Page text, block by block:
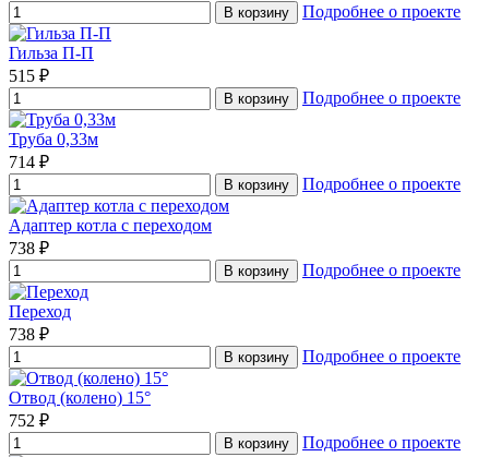
В корзину Подробнее о проекте
Гильза П-П
515 ₽
В корзину Подробнее о проекте
Труба 0,33м
714 ₽
В корзину Подробнее о проекте
Адаптер котла с переходом
738 ₽
В корзину Подробнее о проекте
Переход
738 ₽
В корзину Подробнее о проекте
Отвод (колено) 15°
752 ₽
В корзину Подробнее о проекте